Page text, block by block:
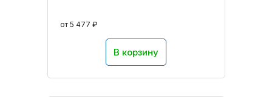
от 5 477 ₽
В корзину